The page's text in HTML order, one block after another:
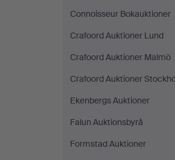
Connoisseur Bokauktioner
Crafoord Auktioner Lund
Crafoord Auktioner Malmö
Crafoord Auktioner
Ekenbergs Auktioner
Falun Auktionsbyrå
Formstad Auktioner